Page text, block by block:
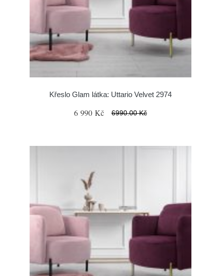
Křeslo Glam látka: Uttario Velvet 2974
6 990 Kč 6990.00 Kč